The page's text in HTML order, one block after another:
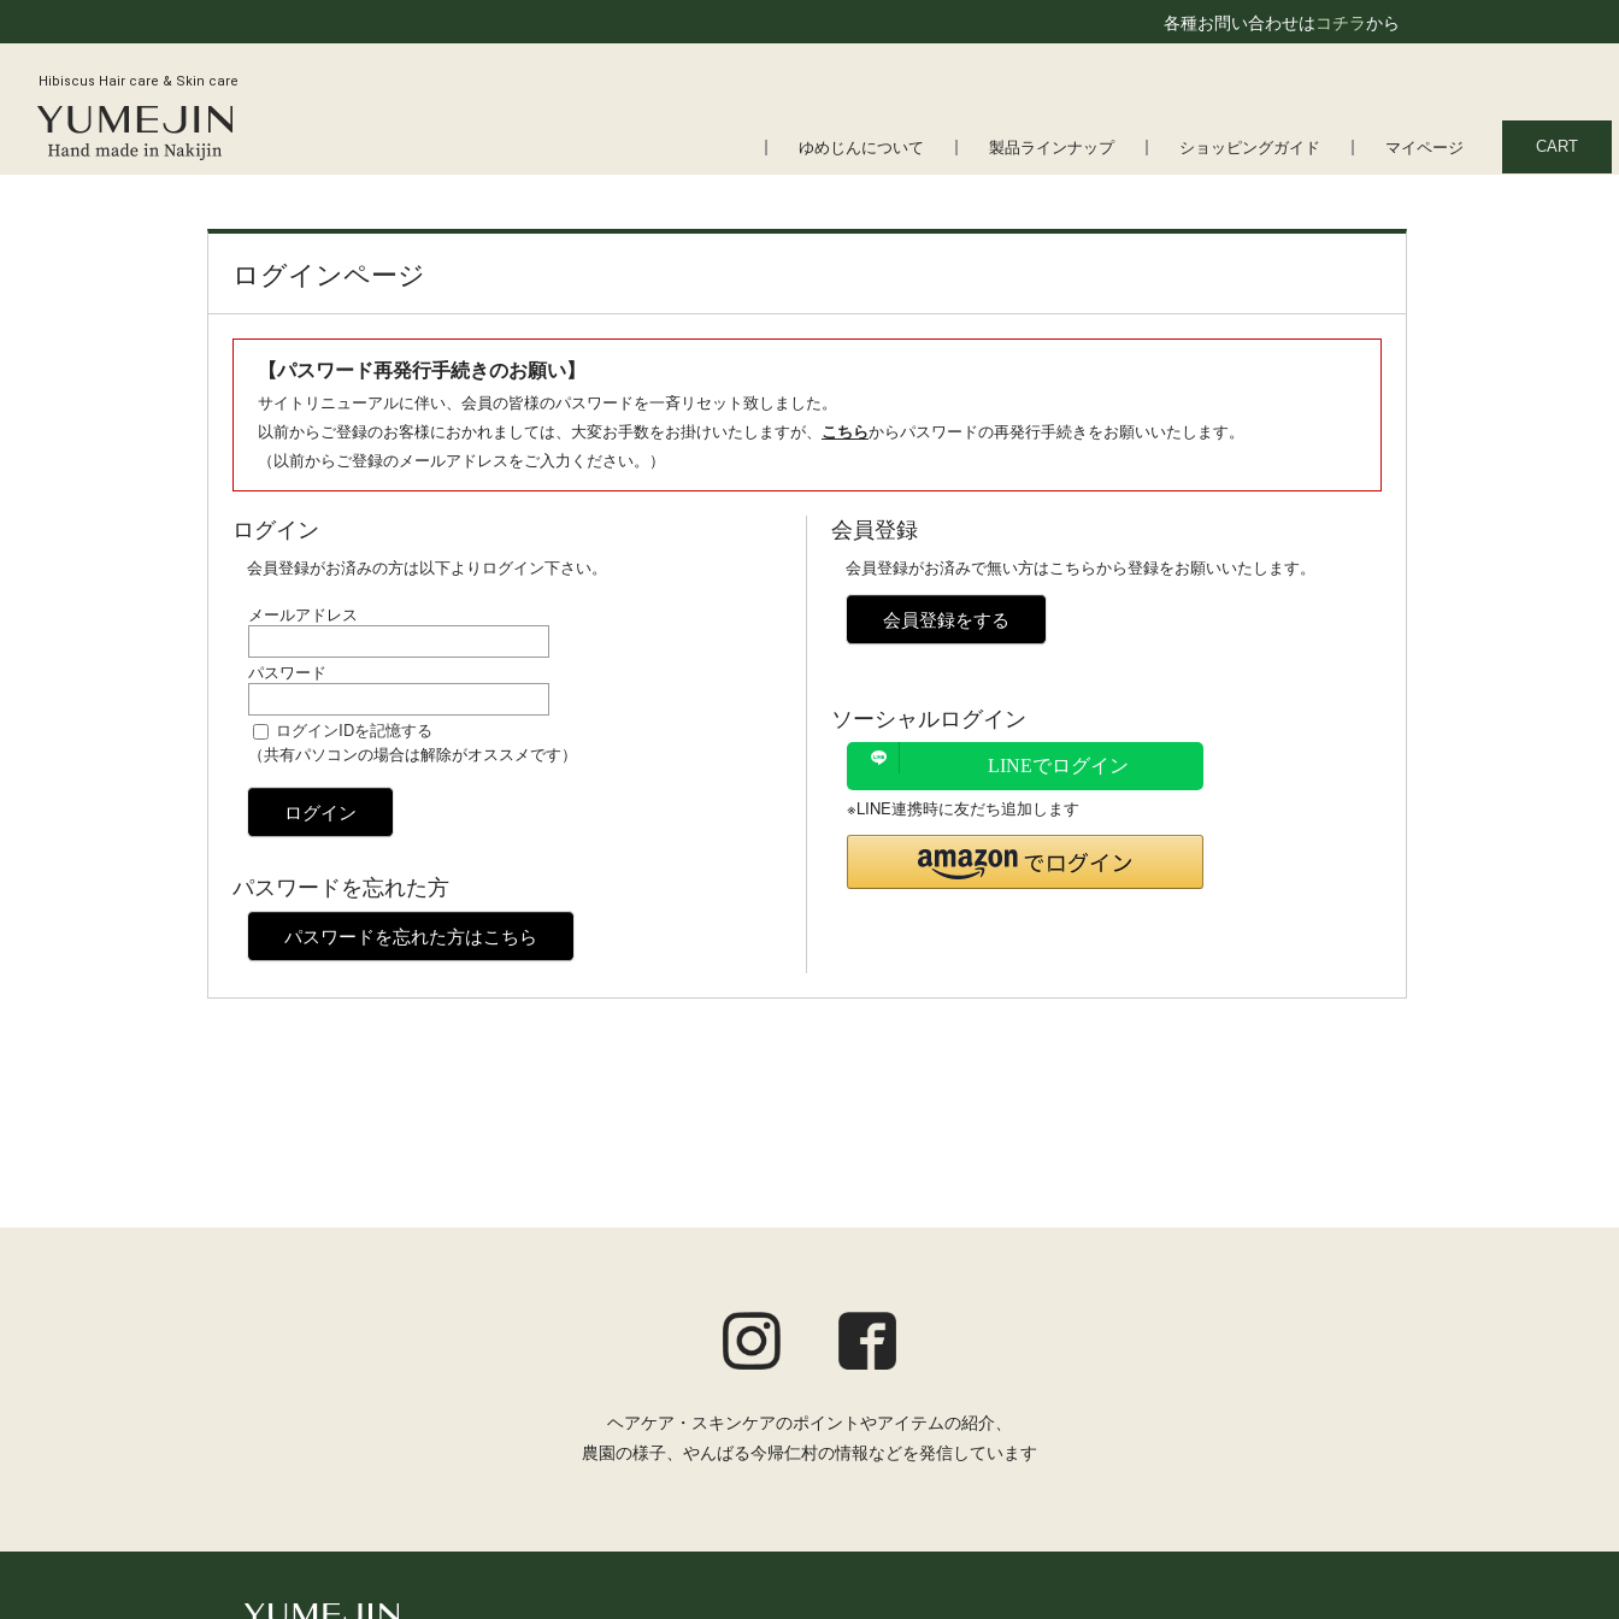
各種お問い合わせはコチラから
Hibiscus Hair care & Skin care
ゆめじんについて 製品ラインナップ ショッピングガイド マイページ CART
ログインページ
【パスワード再発行手続きのお願い】
サイトリニューアルに伴い、会員の皆様のパスワードを一斉リセット致しました。
以前からご登録のお客様におかれましては、大変お手数をお掛けいたしますが、 こちらからパスワードの再発行手続きをお願いいたします。
（以前からご登録のメールアドレスをご入力ください。）
ログイン
会員登録がお済みの方は以下よりログイン下さい。
メールアドレス
パスワード
ログインIDを記憶する
（共有パソコンの場合は解除がオススメです）
ログイン
パスワードを忘れた方
パスワードを忘れた方はこちら
会員登録
会員登録がお済みで無い方はこちらから登録をお願いいたします。
会員登録をする
ソーシャルログイン
LINEでログイン
※LINE連携時に友だち追加します
ヘアケア・スキンケアのポイントやアイテムの紹介、
農園の様子、やんばる今帰仁村の情報などを発信しています